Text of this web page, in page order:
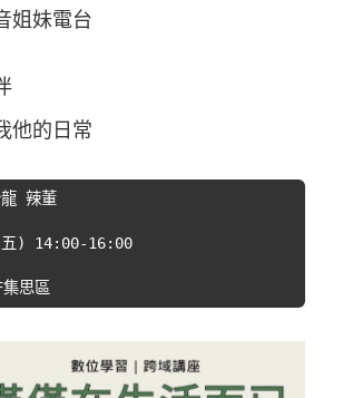
姐妹電台
他的日常
龍 辣董
五) 14:00-16:00
思區